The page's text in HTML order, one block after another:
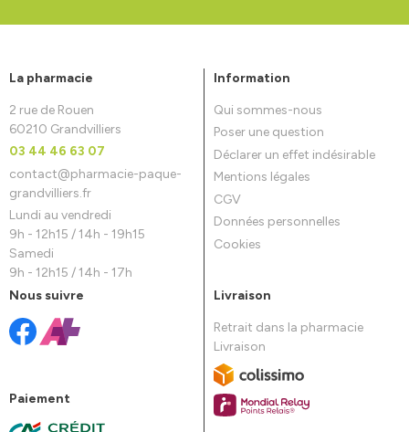
La pharmacie
2 rue de Rouen
60210 Grandvilliers
03 44 46 63 07
contact@pharmacie-paque-
grandvilliers.fr
Lundi au vendredi
9h - 12h15 / 14h - 19h15
Samedi
9h - 12h15 / 14h - 17h
Information
Qui sommes-nous
Poser une question
Déclarer un effet indésirable
Mentions légales
CGV
Données personnelles
Cookies
Nous suivre
Paiement
Livraison
Retrait dans la pharmacie
Livraison